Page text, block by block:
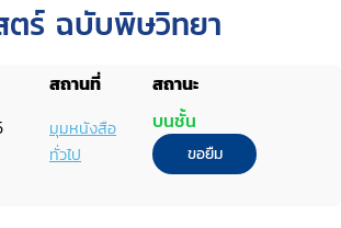
ตร์ ฉบับพิษวิทยา
สถานที่
สถานะ
มุมหนังสือ
ทั่วไป
บนชั้น
ขอยืม